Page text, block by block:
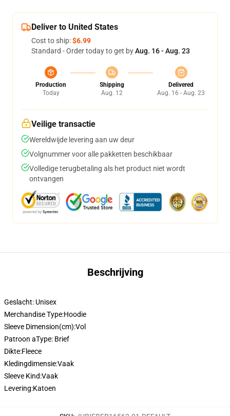
Deliver to United States
Cost to ship:$6.99
Standard - Order today to get byAug. 16 - Aug. 23
Production
Today
Shipping
Aug. 12
Delivered
Aug. 16 - Aug. 23
Veilige transactie
Wereldwijde levering aan uw deur
Volgnummer voor alle pakketten beschikbaar
Volledige terugbetaling als het product niet wordt
ontvangen
Beschrijving
Geslacht: Unisex
Merchandise Type:Hoodie
Sleeve Dimension(cm):Vol
Patroon aType: Brief
Dikte:Fleece
Kledingdimensie:Vaak
Sleeve Kind:Vaak
Levering:Katoen